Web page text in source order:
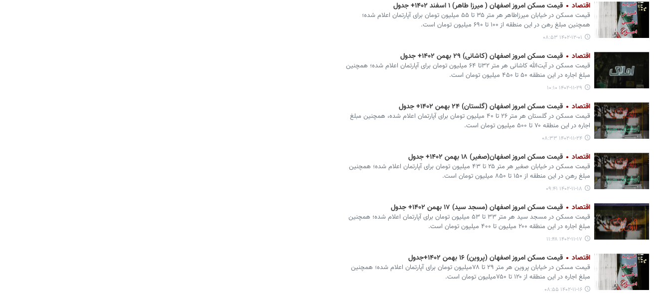
اقتصاد قیمت مسکن امروز اصفهان ( میرزا طاهر) ۱ اسفند ۱۴۰۲+ جدول
قیمت مسکن در خیابان میرزاطاهر هر متر ۳۵ تا ۵۵ میلیون تومان برای آپارتمان اعلام شده؛
همچنین مبلغ رهن در این منطقه از ۱۰۰ تا ۶۹۰ میلیون تومان است.
۱۴۰۲-۱۲-۰۱ ۰۸:۵۳
اقتصاد قیمت مسکن امروز اصفهان (کاشانی) ۲۹ بهمن ۱۴۰۲+ جدول
قیمت مسکن در آیت‌الله کاشانی هر متر ۳۲تا ۶۴ میلیون تومان برای آپارتمان اعلام شده؛ همچنین
مبلغ اجاره در این منطقه ۵۰ تا ۴۵۰ میلیون تومان است.
۱۴۰۲-۱۱-۲۹ ۱۰:۱۰
اقتصاد قیمت مسکن امروز اصفهان (گلستان) ۲۴ بهمن ۱۴۰۲+ جدول
قیمت مسکن در گلستان هر متر ۲۶ تا ۴۰ میلیون تومان برای آپارتمان اعلام شده، همچنین مبلغ
اجاره در این منطقه ۷۰ تا ۵۰۰ میلیون تومان است.
۱۴۰۲-۱۱-۲۴ ۰۸:۳۳
اقتصاد قیمت مسکن امروز اصفهان(صغیر) ۱۸ بهمن ۱۴۰۲+ جدول
قیمت مسکن در خیابان صغیر هر متر ۲۵ تا ۴۳ میلیون تومان برای آپارتمان اعلام شده؛ همچنین
مبلغ رهن در این منطقه از ۱۵۰ تا ۸۵۰ میلیون تومان است.
۱۴۰۲-۱۱-۱۸ ۰۹:۴۱
اقتصاد قیمت مسکن امروز اصفهان (مسجد سید) ۱۷ بهمن ۱۴۰۲+ جدول
قیمت مسکن در مسجد سید هر متر ۳۳ تا ۵۳ میلیون تومان برای آپارتمان اعلام شده؛ همچنین
مبلغ اجاره در این منطقه ۲۰۰ میلیون تا ۴۰۰ میلیون تومان است.
۱۴۰۲-۱۱-۱۷ ۱۱:۴۸
اقتصاد قیمت مسکن امروز اصفهان (پروین) ۱۶ بهمن ۱۴۰۲+جدول
قیمت مسکن در خیابان پروین هر متر ۲۹ تا ۷۸میلیون تومان برای آپارتمان اعلام شده؛ همچنین
مبلغ اجاره در این منطقه از ۱۲۰ تا ۷۵۰میلیون تومان است.
۱۴۰۲-۱۱-۱۶ ۰۸:۵۵